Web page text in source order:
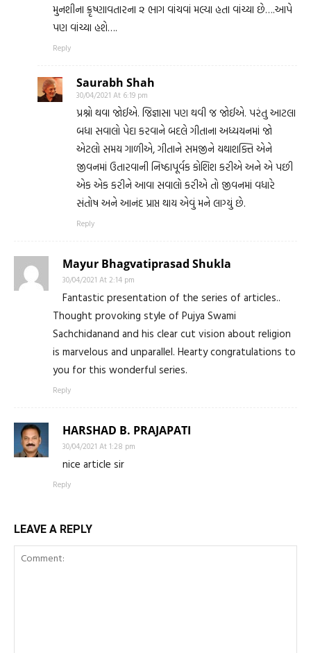
મુનશીના ક્રૃષ્ણાવતારના ૨ ભાગ વાંચવાં મલ્યા હતા વાંચ્યા છે….આપે
પણ વાંચ્યા હશે….
Reply
Saurabh Shah
30/04/2021 At 6:19 pm
પ્રશ્નો થવા જોઈએ. જિજ્ઞાસા પણ થવી જ જોઈએ. પરંતુ આટલા
બધા સવાલો પેદા કરવાને બદલે ગીતાના અધ્યયનમાં જો
એટલો સમય ગાળીએ, ગીતાને સમજીને યથાશક્તિ એને
જીવનમાં ઉતારવાની નિષ્ઠાપૂર્વક કોશિશ કરીએ અને એ પછી
એક એક કરીને આવા સવાલો કરીએ તો જીવનમાં વધારે
સંતોષ અને આનંદ પ્રાપ્ત થાય એવું મને લાગ્યું છે.
Reply
Mayur Bhagvatiprasad Shukla
30/04/2021 At 2:14 pm
Fantastic presentation of the series of articles..
Thought provoking style of Pujya Swami
Sachchidanand and his clear cut vision about religion
is marvelous and unparallel. Hearty congratulations to
you for this wonderful series.
Reply
HARSHAD B. PRAJAPATI
30/04/2021 At 1:28 pm
nice article sir
Reply
LEAVE A REPLY